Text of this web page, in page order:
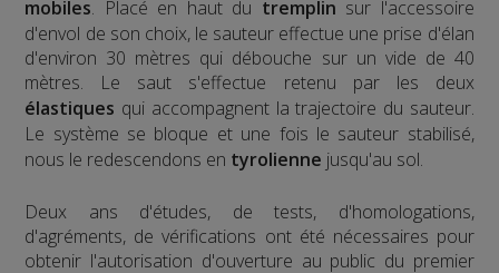
mobiles. Placé en haut du tremplin sur l'accessoire
d'envol de son choix, le sauteur effectue une prise d'élan
d'environ 30 mètres qui débouche sur un vide de 40
mètres. Le saut s'effectue retenu par les deux
élastiques qui accompagnent la trajectoire du sauteur.
Le système se bloque et une fois le sauteur stabilisé,
nous le redescendons en tyrolienne jusqu'au sol.
​Deux ans d'études, de tests, d'homologations,
d'agréments, de vérifications ont été nécessaires pour
obtenir l'autorisation d'ouverture au public du premier